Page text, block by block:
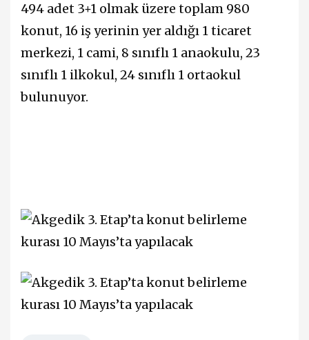
494 adet 3+1 olmak üzere toplam 980
konut, 16 iş yerinin yer aldığı 1 ticaret
merkezi, 1 cami, 8 sınıflı 1 anaokulu, 23
sınıflı 1 ilkokul, 24 sınıflı 1 ortaokul
bulunuyor.